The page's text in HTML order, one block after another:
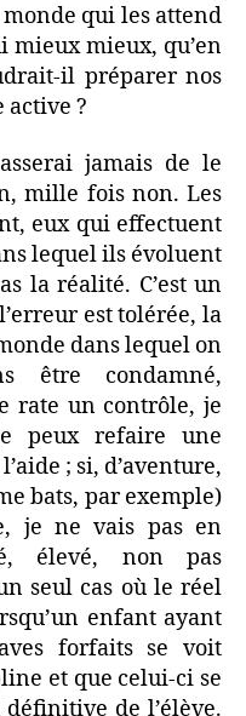
qui les attend
mieux mieux, qu’en
il préparer nos
active ?
jamais de le
mille fois non. Les
eux qui effectuent
lequel ils évoluent
la réalité. C’est un
est tolérée, la
dans lequel on
être condamné,
rate un contrôle, je
peux refaire une
; si, d’aventure,
bats, par exemple)
je ne vais pas en
élevé, non pas
seul cas où le réel
enfant ayant
forfaits se voit
et que celui-ci se
de l’élève.